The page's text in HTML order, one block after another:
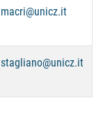
macri@unicz.it
stagliano@unicz.it